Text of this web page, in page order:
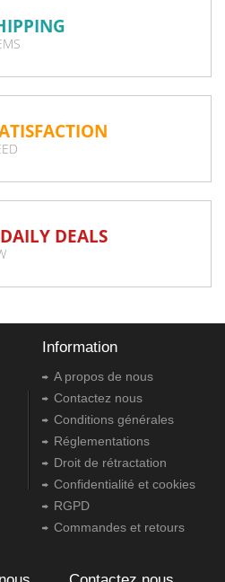
DEALS
Information
A propos de nous
Contactez nous
Conditions générales
Réglementations
Droit de rétractation
Confidentialité et cookies
RGPD
Commandes et retours